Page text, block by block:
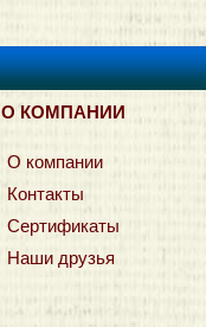
О КОМПАНИИ
О компании
Контакты
Сертификаты
Наши друзья